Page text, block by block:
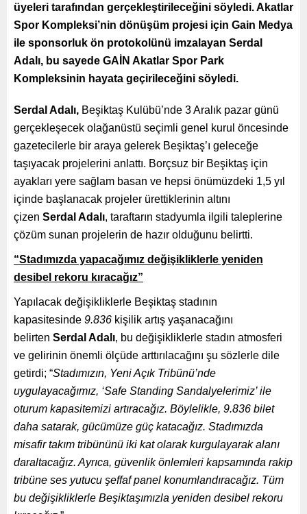
üyeleri tarafından gerçekleştirileceğini söyledi. Akatlar
Spor Kompleksi’nin dönüşüm projesi için Gain Medya
ile sponsorluk ön protokolünü imzalayan Serdal
Adalı, bu sayede GAİN Akatlar Spor Park
Kompleksinin hayata geçirileceğini söyledi.
Serdal Adalı, Beşiktaş Kulübü’nde 3 Aralık pazar günü
gerçekleşecek olağanüstü seçimli genel kurul öncesinde
gazetecilerle bir araya gelerek Beşiktaş’ı geleceğe
taşıyacak projelerini anlattı. Borçsuz bir Beşiktaş için
ayakları yere sağlam basan ve hepsi önümüzdeki 1,5 yıl
içinde başlanacak projeler ürettiklerinin altını
çizen Serdal Adalı, taraftarın stadyumla ilgili taleplerine
çözüm sunan projelerin de hazır olduğunu belirtti.
“Stadımızda yapacağımız değişikliklerle yeniden
desibel rekoru kıracağız”
Yapılacak değişikliklerle Beşiktaş stadının
kapasitesinde 9.836 kişilik artış yaşanacağını
belirten Serdal Adalı, bu değişikliklerle stadın atmosferi
ve gelirinin önemli ölçüde arttırılacağını şu sözlerle dile
getirdi; “Stadımızın, Yeni Açık Tribünü’nde
uygulayacağımız, ‘Safe Standing Sandalyelerimiz’ ile
oturum kapasitemizi artıracağız. Böylelikle, 9.836 bilet
daha satarak, gücümüze güç katacağız. Stadımızda
misafir takım tribününü iki kat olarak kurgulayarak alanı
daraltacağız. Ayrıca, güvenlik önlemleri kapsamında rakip
tribüne ses yutucu şeffaf panel konumlandıracağız. Tüm
bu değişikliklerle Beşiktaşımızla yeniden desibel rekoru